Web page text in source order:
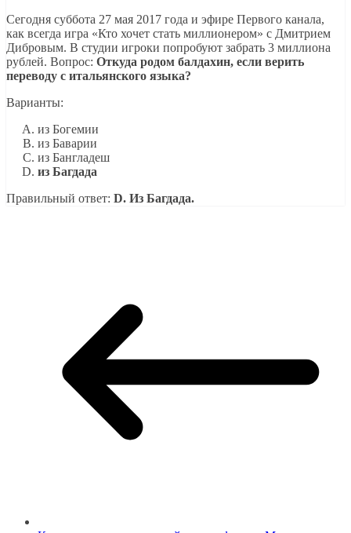
Сегодня суббота 27 мая 2017 года и эфире Первого канала,
как всегда игра «Кто хочет стать миллионером» с Дмитрием
Дибровым. В студии игроки попробуют забрать 3 миллиона
рублей. Вопрос: Откуда родом балдахин, если верить
переводу с итальянского языка?
Варианты:
из Богемии
из Баварии
из Бангладеш
из Багдада
Правильный ответ: D. Из Багдада.